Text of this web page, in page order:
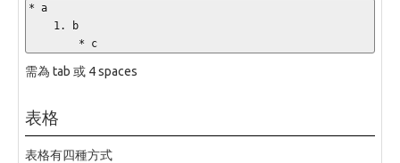
* a
        * c
需為 tab 或 4 spaces
表格
表格有四種方式